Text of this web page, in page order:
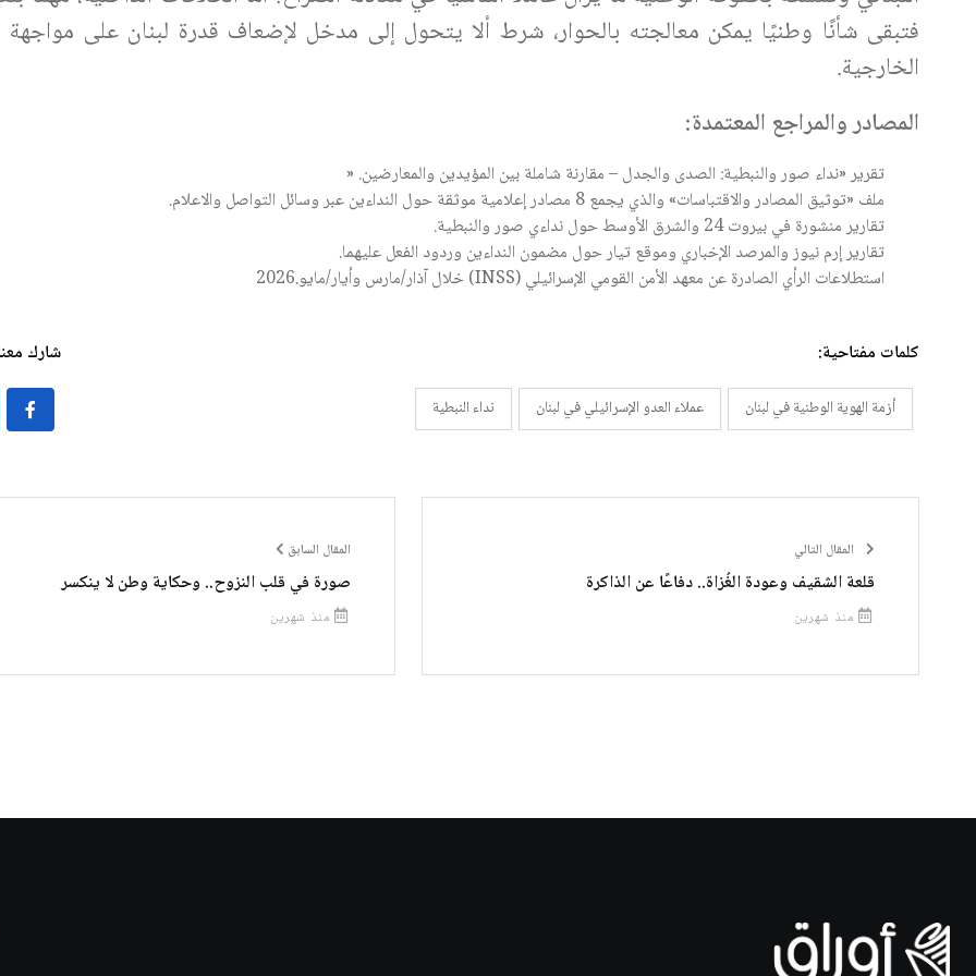
فتبقى شأنًا وطنيًا يمكن معالجته بالحوار، شرط ألا يتحول إلى مدخل لإضعاف قدرة لبنان على مواجهة
الخارجية.
المصادر والمراجع المعتمدة:
تقرير «نداء صور والنبطية: الصدى والجدل – مقارنة شاملة بين المؤيدين والمعارضين» .
ملف «توثيق المصادر والاقتباسات» والذي يجمع 8 مصادر إعلامية موثقة حول النداءين عبر وسائل التواصل والاعلام
.
تقارير منشورة في بيروت 24 والشرق الأوسط حول نداءي صور والنبطية
.
تقارير إرم نيوز والمرصد الإخباري وموقع تيار حول مضمون النداءين وردود الفعل عليهما.
استطلاعات الرأي الصادرة عن معهد الأمن القومي الإسرائيلي(INSS)خلال آذار/مارس وأيار/مايو2026.
كلمات مفتاحية:
أزمة الهوية الوطنية في لبنان عملاء العدو الإسرائيلي في لبنان نداء النبطية
شارك
المقال التالي
قلعة الشقيف وعودة الغُزاة.. دفاعًا عن الذاكرة
منذ شهرين
المقال السابق
صورة في قلب النزوح.. وحكاية وطن لا ينكسر
منذ شهرين